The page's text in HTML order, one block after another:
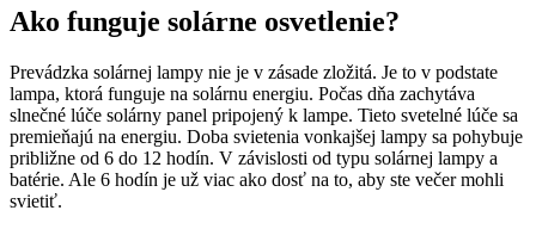
Ako funguje solárne osvetlenie?
Prevádzka solárnej lampy nie je v zásade zložitá. Je to v podstate
lampa, ktorá funguje na solárnu energiu. Počas dňa zachytáva
slnečné lúče solárny panel pripojený k lampe. Tieto svetelné lúče sa
premieňajú na energiu. Doba svietenia vonkajšej lampy sa pohybuje
približne od 6 do 12 hodín. V závislosti od typu solárnej lampy a
batérie. Ale 6 hodín je už viac ako dosť na to, aby ste večer mohli
svietiť.